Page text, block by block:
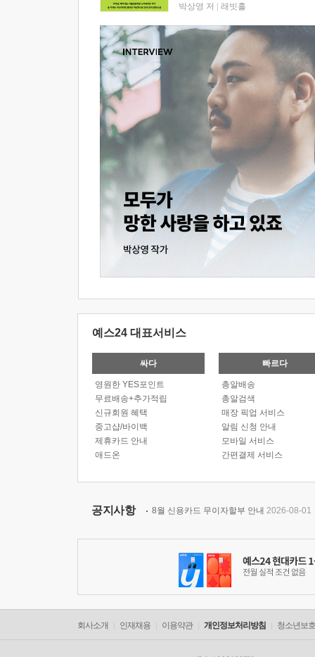
박상영 저 래빗홀
예스24 대표서비스
싸다
영원한 YES포인트
무료배송+추가적립
신규회원 혜택
중고샵/바이백
제휴카드 안내
애드온
빠르다
총알배송
총알검색
매장 픽업 서비스
알림 신청 안내
모바일 서비스
간편결제 서비스
공지사항 8월 신용카드 무이자할부 안내 2026-08-01
회사소개 인재채용 이용약관 개인정보처리방침 청소년보